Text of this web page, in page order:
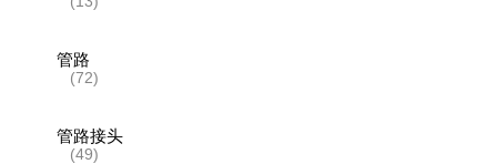
管路
(72)
管路接头
(49)